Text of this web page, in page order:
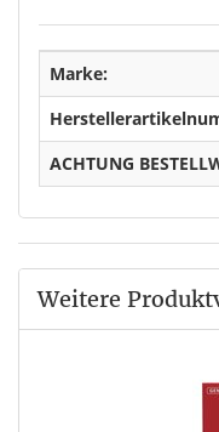
Marke:
ACHTUNG
Weitere